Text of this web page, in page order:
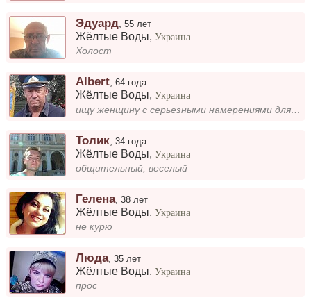
Эдуард ,55 лет
Жёлтые Воды,Украина
Холост
Albert,64 года
Жёлтые Воды,Украина
ищу женщину с серьезными намерениями для создания семьи которая не боится сельской жизни.
Толик ,34 года
Жёлтые Воды,Украина
общительный, веселый
Гелена,38 лет
Жёлтые Воды,Украина
не курю
Люда,35 лет
Жёлтые Воды,Украина
прос